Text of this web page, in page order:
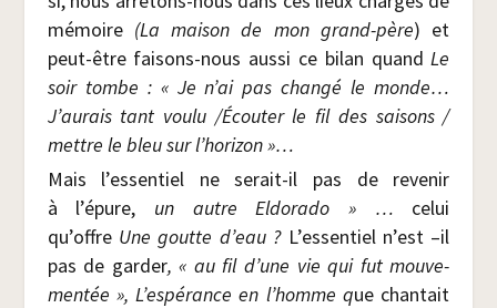
mémoire (La mai­son de mon grand-père) et
peut-être fai­sons-nous aus­si ce bilan quand Le
soir tombe : « Je n’ai pas chan­gé le monde…
J’aurais tant vou­lu /​Écou­ter le fil des sai­sons /​
mettre le bleu sur l’horizon »…
Mais l’essentiel ne serait-il pas de reve­nir
à l’épure, un autre Eldo­ra­do » … celui
qu’offreUne goutte d’eau ? L’essentiel n’est –il
pas de gar­der, « au fil d’une vie qui fut mou­ve­
men­tée », L’espérance en l’homme que chan­tait